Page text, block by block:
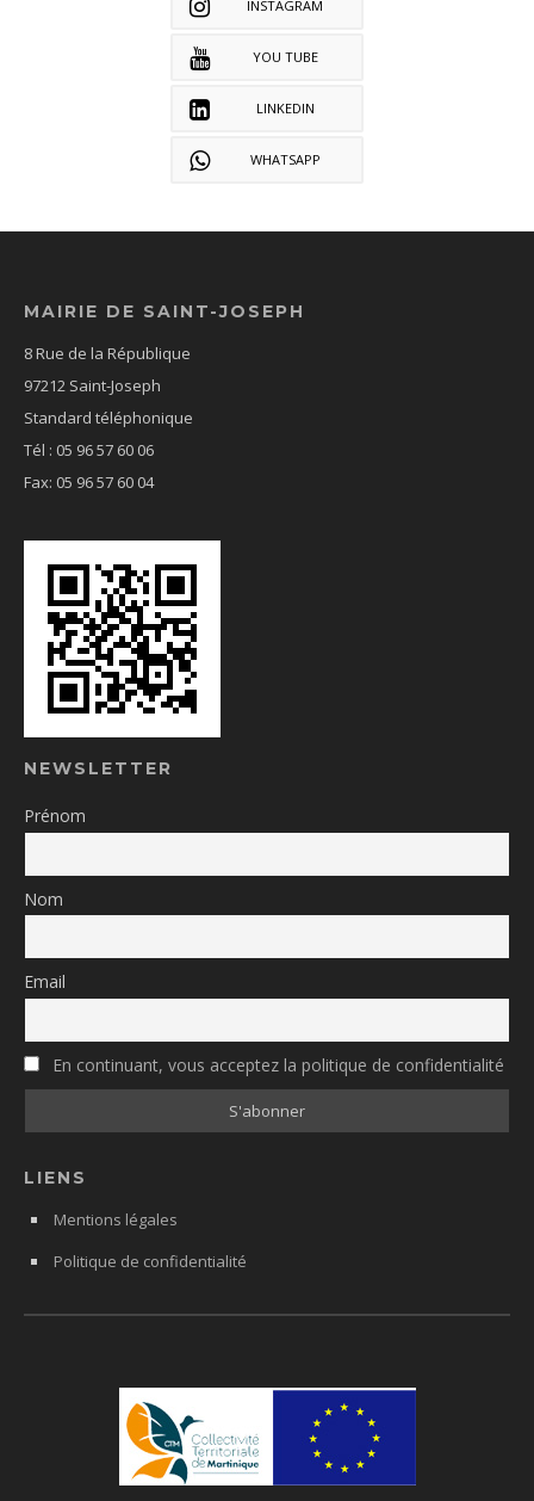
INSTAGRAM
YOU TUBE
LINKEDIN
WHATSAPP
MAIRIE DE SAINT-JOSEPH
8 Rue de la République
97212 Saint-Joseph
Standard téléphonique
Tél : 05 96 57 60 06
Fax: 05 96 57 60 04
NEWSLETTER
Prénom
Nom
Email
En continuant, vous acceptez la politique de confidentialité
LIENS
Mentions légales
Politique de confidentialité